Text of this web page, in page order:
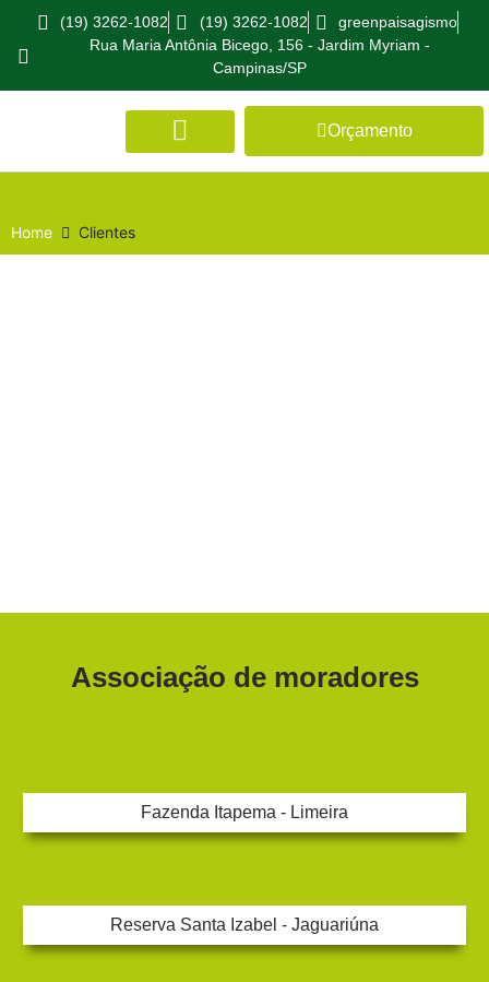
(19) 3262-1082 (19) 3262-1082
greenpaisagismo
Rua Maria Antônia Bicego, 156 - Jardim Myriam -
Campinas/SP
Orçamento
Home Clientes
Associação de moradores
Fazenda Itapema - Limeira
Reserva Santa Izabel - Jaguariúna